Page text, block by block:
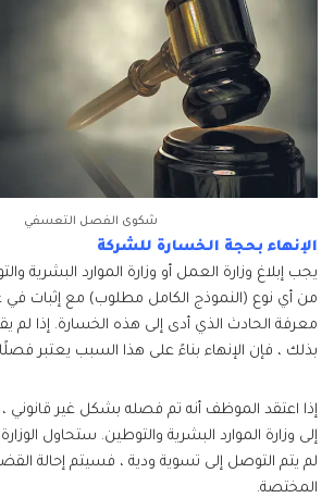
شكوى الفصل التعسفي
الإنهاء بحجة الخسارة للشركة
يجب إبلاغ وزارة العمل أو وزارة الموارد البشرية
معرفة الحادث الذي أدى إلى هذه الخسارة. إذا
بذلك ، فإن الإنهاء بناءً على هذا السبب يعتبر
إذا اعتقد الموظف أنه تم فصله بشكل غير
إلى وزارة الموارد البشرية والتوطين. ستحاول
لم يتم التوصل إلى تسوية ودية ، فسيتم إحالة
المختصة.